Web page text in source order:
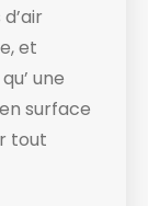
et
une
surface
tout